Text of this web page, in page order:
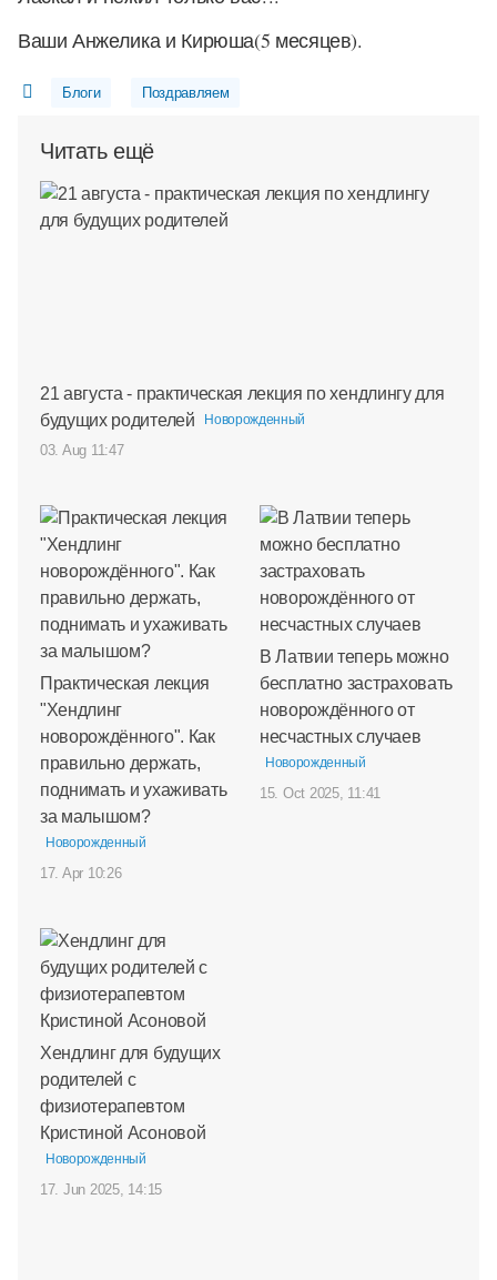
Ваши Анжелика и Кирюша(5 месяцев).
Блоги Поздравляем
Читать ещё
21 августа - практическая лекция по хендлингу для
будущих родителей
Новорожденный
03. Aug 11:47
Практическая лекция
"Хендлинг
новорождённого". Как
правильно держать,
поднимать и ухаживать
за малышом?
Новорожденный
17. Apr 10:26
В Латвии теперь можно
бесплатно застраховать
новорождённого от
несчастных случаев
Новорожденный
15. Oct 2025, 11:41
Хендлинг для будущих
родителей с
физиотерапевтом
Кристиной Асоновой
Новорожденный
17. Jun 2025, 14:15